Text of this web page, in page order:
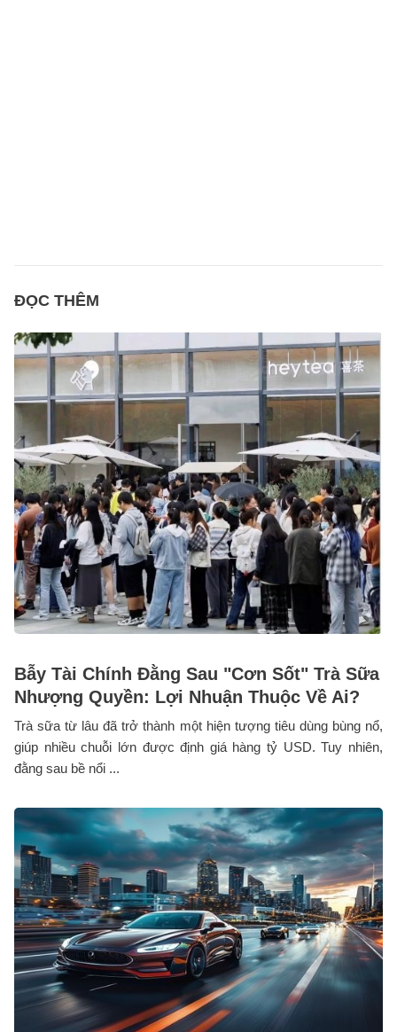
ĐỌC THÊM
Bẫy Tài Chính Đằng Sau "Cơn Sốt" Trà Sữa
Nhượng Quyền: Lợi Nhuận Thuộc Về Ai?
Trà sữa từ lâu đã trở thành một hiện tượng tiêu dùng bùng nổ,
giúp nhiều chuỗi lớn được định giá hàng tỷ USD. Tuy nhiên,
đằng sau bề nổi ...